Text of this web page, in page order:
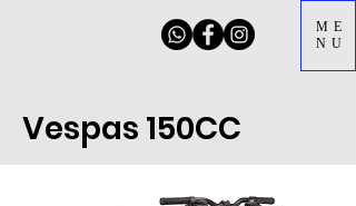
ME
NU
Vespas 150CC